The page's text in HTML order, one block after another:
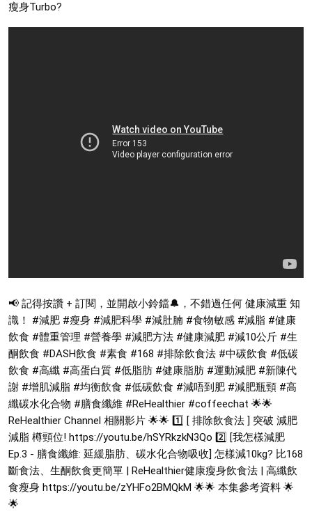
瘦身Turbo?
📢 記得按讚 + 訂閱，並開啟小鈴鐺🔔，不錯過任何 健康減重 知
識！ #減肥 #瘦身 #減肥科學 #減肚腩 #食物敏感 #減脂 #健康
飲食 #體重管理 #營養學 #減肥方法 #健康減肥 #減10公斤 #生
酮飲食 #DASH飲食 #素食 #168 #排除飲食法 #中碳飲食 #低碳
飲食 #高纖 #高蛋白質 #低脂肪 #健康脂肪 #運動減肥 #新陳代
謝 #增肌減脂 #均衡飲食 #低碳飲食 #減唔到肥 #減肥瓶頸 #高
纖碳水化合物 #膳食纖維 #ReHealthier #coffeechat 🌟🌟
ReHealthier Channel 相關影片 🌟🌟 1️⃣ [ 排除飲食法 ] 突破 減肥
減脂 樽頸位! https://youtu.be/hSYRkzkN3Qo 2️⃣ [我怎樣減肥
Ep.3 - 膳食纖維: 延緩脂肪、碳水化合物吸收] 怎樣減10kg? 比168
斷食法、生酮飲食更簡單 | ReHealthier健康瘦身飲食法 | 高纖飲
食瘦身 https://youtu.be/zYHFo2BMQkM 🌟🌟 本集參考資料 🌟
🌟